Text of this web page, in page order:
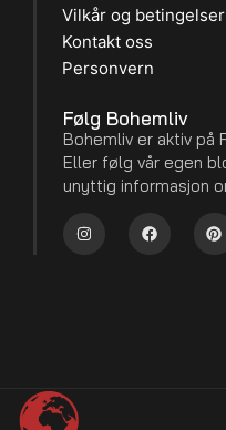
Vilkår og betingelser
Kontakt oss
Personvern
Følg Bohemliv
Bohemliv er aktiv på
Eller følg vår egen
unyttig informasjon